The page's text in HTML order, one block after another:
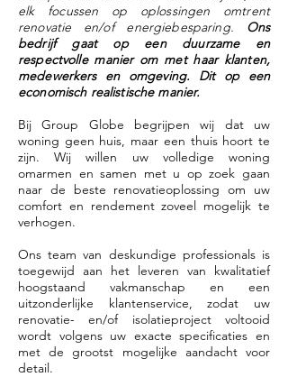
elk focussen op oplossingen omtrent
renovatie en/of energiebesparing. Ons
bedrijf gaat op een duurzame en
respectvolle manier om met haar klanten,
medewerkers en omgeving. Dit op een
economisch realistische manier.
Bij Group Globe begrijpen wij dat uw
woning geen huis, maar een thuis hoort te
zijn. Wij willen uw volledige woning
omarmen en samen met u op zoek gaan
naar de beste renovatieoplossing om uw
comfort en rendement zoveel mogelijk te
verhogen.
Ons team van deskundige professionals is
toegewijd aan het leveren van kwalitatief
hoogstaand vakmanschap en een
uitzonderlijke klantenservice, zodat uw
renovatie- en/of isolatieproject voltooid
wordt volgens uw exacte specificaties en
met de grootst mogelijke aandacht voor
detail.